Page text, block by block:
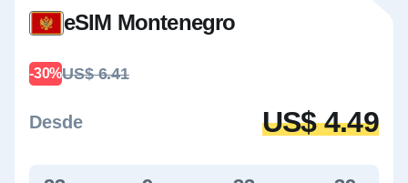
eSIM Montenegro
-30%US$ 6.41
Desde US$ 4.49